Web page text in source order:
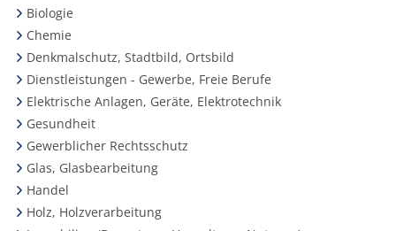
Biologie
Chemie
Denkmalschutz, Stadtbild, Ortsbild
Dienstleistungen - Gewerbe, Freie Berufe
Elektrische Anlagen, Geräte, Elektrotechnik
Gesundheit
Gewerblicher Rechtsschutz
Glas, Glasbearbeitung
Handel
Holz, Holzverarbeitung